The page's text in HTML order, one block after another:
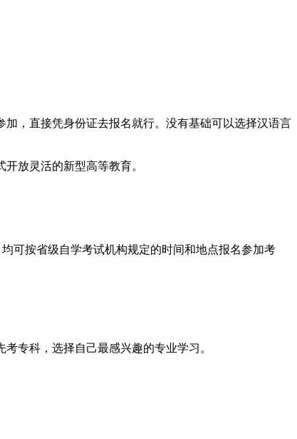
，直接凭身份证去报名就行。没有基础可以选择汉语言
放灵活的新型高等教育。
可按省级自学考试机构规定的时间和地点报名参加考
专科，选择自己最感兴趣的专业学习。